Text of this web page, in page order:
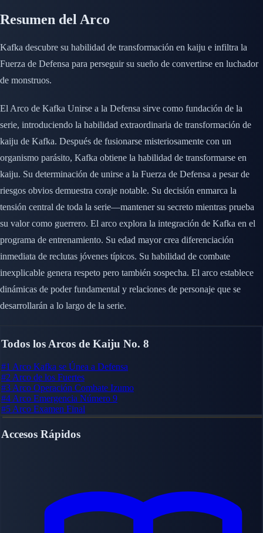
Resumen del Arco
Kafka descubre su habilidad de transformación en kaiju e infiltra la
Fuerza de Defensa para perseguir su sueño de convertirse en luchador
de monstruos.
El Arco de Kafka Unirse a la Defensa sirve como fundación de la
serie, introduciendo la habilidad extraordinaria de transformación de
kaiju de Kafka. Después de fusionarse misteriosamente con un
organismo parásito, Kafka obtiene la habilidad de transformarse en
kaiju. Su determinación de unirse a la Fuerza de Defensa a pesar de
riesgos obvios demuestra coraje notable. Su decisión enmarca la
tensión central de toda la serie—mantener su secreto mientras prueba
su valor como guerrero. El arco explora la integración de Kafka en el
programa de entrenamiento. Su edad mayor crea diferenciación
inmediata de reclutas jóvenes típicos. Su habilidad de combate
inexplicable genera respeto pero también sospecha. El arco establece
dinámicas de poder fundamental y relaciones de personaje que se
desarrollarán a lo largo de la serie.
Todos los Arcos de Kaiju No. 8
#1 Arco Kafka se Únea a Defensa
#2 Arco de los Fuertes
#3 Arco Operación Combate Izumo
#4 Arco Emergencia Número 9
#5 Arco Examen Final
Accesos Rápidos